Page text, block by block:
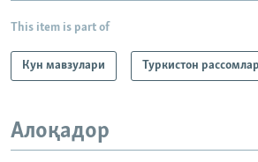
This item is part of
Кун мавзулари Туркистон
Алоқадор